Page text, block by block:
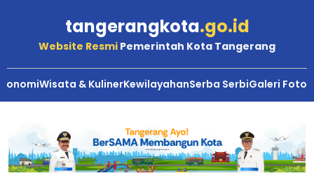
tangerangkota.go.id
Website Resmi Pemerintah Kota Tangerang
Wisata & KulinerKewilayahanSerba SerbiGaleri Foto